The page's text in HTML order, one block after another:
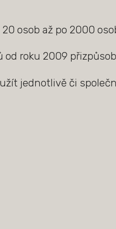
osob až po 2000
roku 2009
jednotlivě či